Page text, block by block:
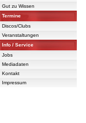
Gut zu Wissen
Termine
Discos/Clubs
Veranstaltungen
Info / Service
Jobs
Mediadaten
Kontakt
Impressum